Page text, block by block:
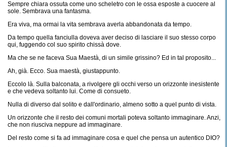
Sempre chiara ossuta come uno scheletro con le ossa esposte a cuocere al
sole. Sembrava una fantasma.
Era viva, ma ormai la vita sembrava averla abbandonata da tempo.
Da tempo quella fanciulla doveva aver deciso di lasciare il suo stesso corpo
qui, fuggendo col suo spirito chissà dove.
Ma che se ne faceva Sua Maestà, di un simile grissino? Ed in tal proposito...
Ah, già. Ecco. Sua maestà, giustappunto.
Eccolo là. Sulla balconata, a rivolgere gli occhi verso un orizzonte inesistente
e che vedeva soltanto lui. Come di consueto.
Nulla di diverso dal solito e dall'ordinario, almeno sotto a quel punto di vista.
Un orizzonte che il resto dei comuni mortali poteva soltanto immaginare. Anzi,
che non riusciva neppure ad immaginare.
Del resto come si fa ad immaginare cosa e quel che pensa un autentico DIO?